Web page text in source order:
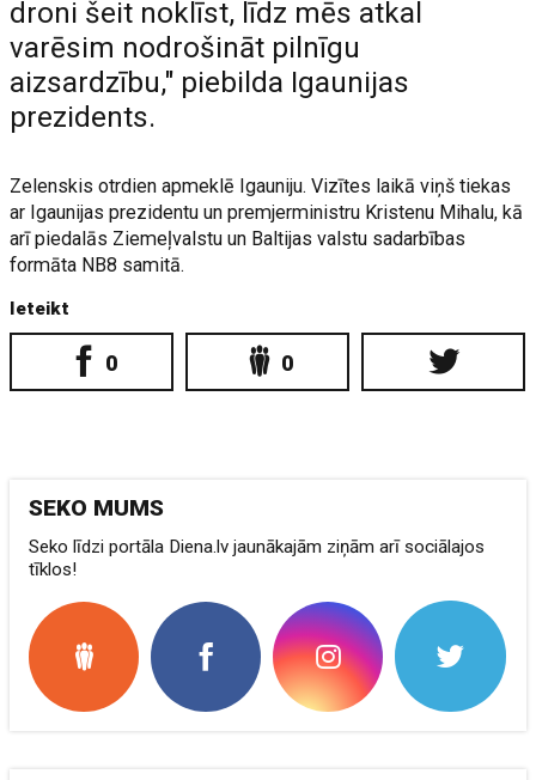
droni šeit noklīst, līdz mēs atkal
varēsim nodrošināt pilnīgu
aizsardzību," piebilda Igaunijas
prezidents.
Zelenskis otrdien apmeklē Igauniju. Vizītes laikā viņš tiekas
ar Igaunijas prezidentu un premjerministru Kristenu Mihalu, kā
arī piedalās Ziemeļvalstu un Baltijas valstu sadarbības
formāta NB8 samitā.
Ieteikt
0 0
SEKO MUMS
Seko līdzi portāla Diena.lv jaunākajām ziņām arī sociālajos
tīklos!